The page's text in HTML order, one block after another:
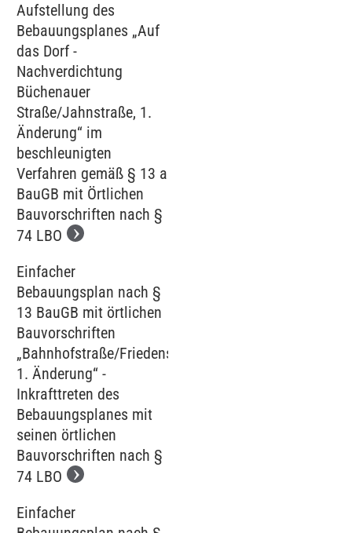
Aufstellung des
Bebauungsplanes „Auf
das Dorf -
Nachverdichtung
Büchenauer
Straße/Jahnstraße, 1.
Änderung“ im
beschleunigten
Verfahren gemäß § 13 a
BauGB mit Örtlichen
Bauvorschriften nach §
74 LBO
Einfacher
Bebauungsplan nach §
13 BauGB mit örtlichen
Bauvorschriften
„Bahnhofstraße/Friedenstraße,
1. Änderung“ -
Inkrafttreten des
Bebauungsplanes mit
seinen örtlichen
Bauvorschriften nach §
74 LBO
Einfacher